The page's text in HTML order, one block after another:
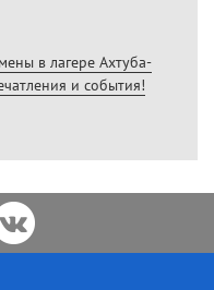
в лагере Ахтуба-
и события!